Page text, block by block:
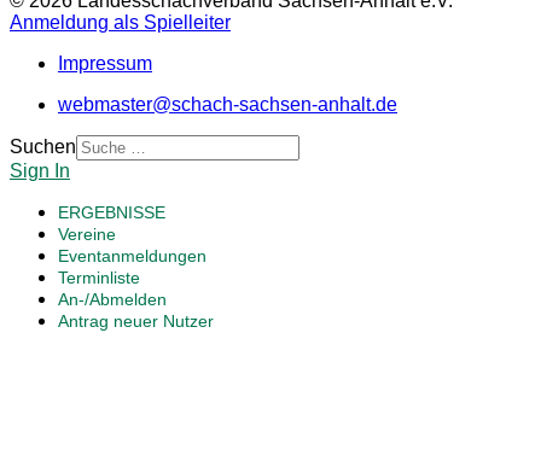
Anmeldung als Spielleiter
Impressum
webmaster@schach-sachsen-anhalt.de
Suchen
Sign In
ERGEBNISSE
Vereine
Eventanmeldungen
Terminliste
An-/Abmelden
Antrag neuer Nutzer